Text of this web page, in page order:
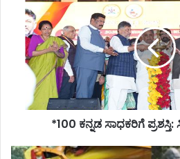
ಕನ್ನಡ
ಸಾಧಕರಿಗೆ
ಪ್ರಶಸ್ತಿ:
ಸಿಎಂ
ಸಿದ್ದರಾಮಯ್ಯ*
*100 ಕನ್ನಡ ಸಾಧಕರಿಗೆ
*ಹಬ್ಬದ